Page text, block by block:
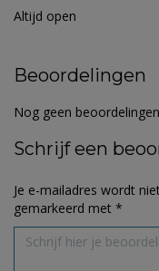
Altijd open
Beoordelingen
Nog geen
Schrijf een
Je e-mailadres wordt
gemarkeerd met *